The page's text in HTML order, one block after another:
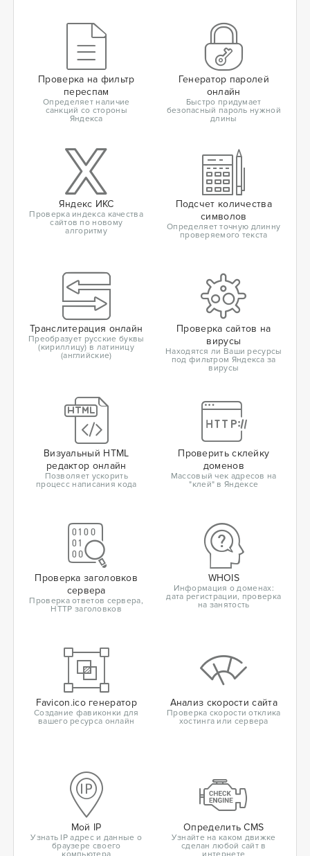
Проверка на фильтр
переспам
Определяет наличие
санкций со стороны
Яндекса
Генератор паролей
онлайн
Быстро придумает
безопасный пароль нужной
длины
Яндекс ИКС
Проверка индекса качества
сайтов по новому
алгоритму
Подсчет количества
символов
Определяет точную длинну
проверяемого текста
Транслитерация онлайн
Преобразует русские буквы
(кириллицу) в латиницу
(английские)
Проверка сайтов на
вирусы
Находятся ли Ваши ресурсы
под фильтром Яндекса за
вирусы
Визуальный HTML
редактор онлайн
Позволяет ускорить
процесс написания кода
Проверить склейку
доменов
Массовый чек адресов на
"клей" в Яндексе
Проверка заголовков
сервера
Проверка ответов сервера,
HTTP заголовков
WHOIS
Информация о доменах:
дата регистрации, проверка
на занятость
Favicon.ico генератор
Создание фавиконки для
вашего ресурса онлайн
Анализ скорости сайта
Проверка скорости отклика
хостинга или сервера
Мой IP
Узнать IP адрес и данные о
браузере своего
Определить CMS
Узнайте на каком движке
сделан любой сайт в